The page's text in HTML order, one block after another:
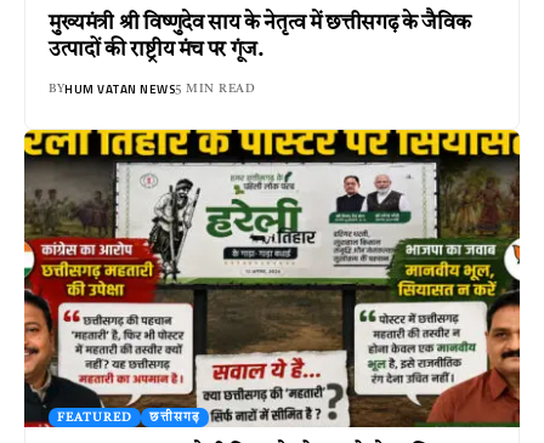
मुख्यमंत्री श्री विष्णुदेव साय के नेतृत्व में छत्तीसगढ़ के जैविक
उत्पादों की राष्ट्रीय मंच पर गूंज.
BYHUM VATAN NEWS5 MIN READ
FEATURED छत्तीसगढ़